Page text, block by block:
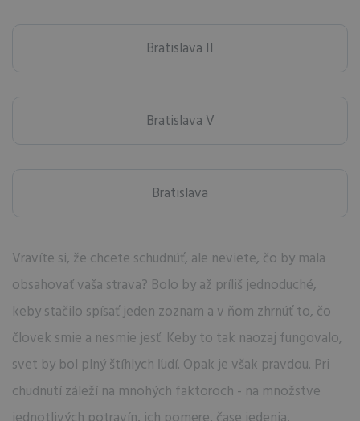
Bratislava II
Bratislava V
Bratislava
Vravíte si, že chcete schudnúť, ale neviete, čo by mala
obsahovať vaša strava? Bolo by až príliš jednoduché,
keby stačilo spísať jeden zoznam a v ňom zhrnúť to, čo
človek smie a nesmie jesť. Keby to tak naozaj fungovalo,
svet by bol plný štíhlych ľudí. Opak je však pravdou. Pri
chudnutí záleží na mnohých faktoroch - na množstve